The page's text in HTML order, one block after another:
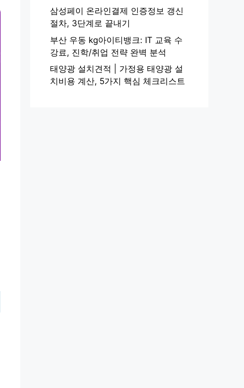
삼성페이 온라인결제 인증정보 갱신
절차, 3단계로 끝내기
부산 우동 kg아이티뱅크: IT 교육 수
강료, 진학/취업 전략 완벽 분석
태양광 설치견적 | 가정용 태양광 설
치비용 계산, 5가지 핵심 체크리스트